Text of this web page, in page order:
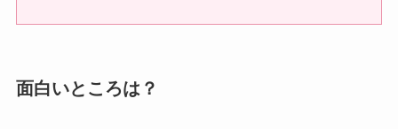
面白いところは？